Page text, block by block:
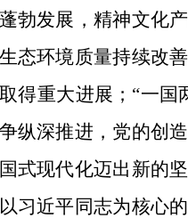
勃发展，精神文化
态环境质量持续改
得重大进展；“一
纵深推进，党的创
式现代化迈出新的
习近平同志为核心